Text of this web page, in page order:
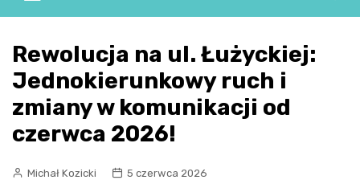
Rewolucja na ul. Łużyckiej:
Jednokierunkowy ruch i
zmiany w komunikacji od
czerwca 2026!
Michał Kozicki
5 czerwca 2026